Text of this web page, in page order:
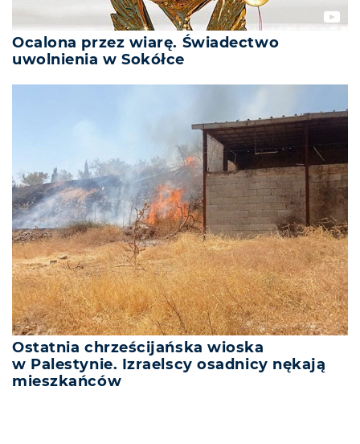
Ocalona przez wiarę. Świadectwo
uwolnienia w Sokółce
Ostatnia chrześcijańska wioska
w Palestynie. Izraelscy osadnicy nękają
mieszkańców